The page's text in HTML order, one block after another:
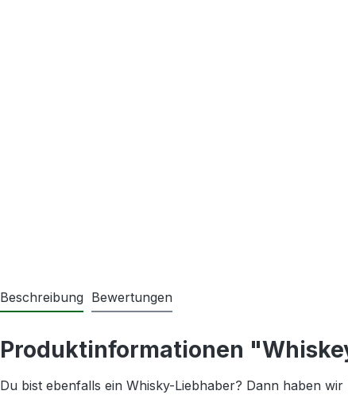
Beschreibung Bewertungen
Produktinformationen
Du bist ebenfalls ein Whisky-Liebhaber? Dann haben